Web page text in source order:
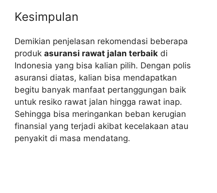
Kesimpulan
Demikian penjelasan rekomendasi beberapa
produk asuransi rawat jalan terbaik di
Indonesia yang bisa kalian pilih. Dengan polis
asuransi diatas, kalian bisa mendapatkan
begitu banyak manfaat pertanggungan baik
untuk resiko rawat jalan hingga rawat inap.
Sehingga bisa meringankan beban kerugian
finansial yang terjadi akibat kecelakaan atau
penyakit di masa mendatang.